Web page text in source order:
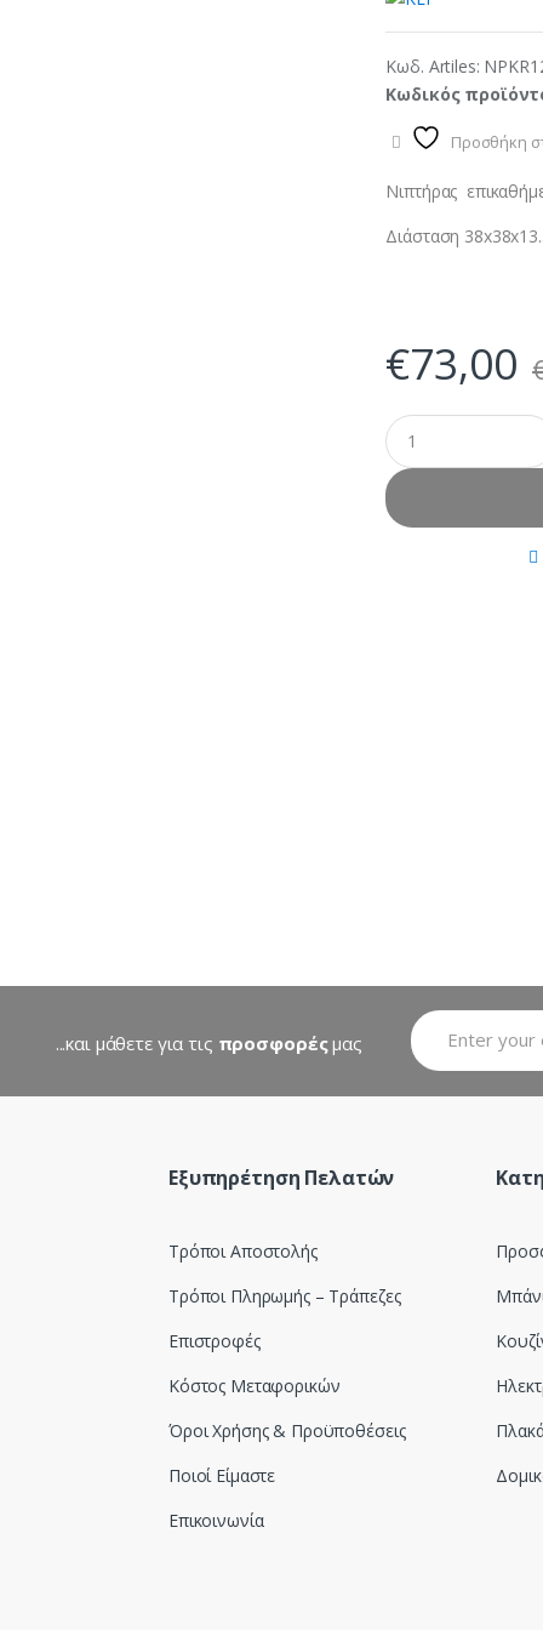
Κωδ. Artiles:
Κωδικός
Προσθήκη
Νιπτήρας
Διάσταση
€73,00
...και μάθετε για τις προσφορέςμας
Εξυπηρέτηση Πελατών
Τρόποι Αποστολής
Τρόποι Πληρωμής – Τράπεζες
Επιστροφές
Κόστος Μεταφορικών
Όροι Χρήσης & Προϋποθέσεις
Ποιοί Είμαστε
Επικοινωνία